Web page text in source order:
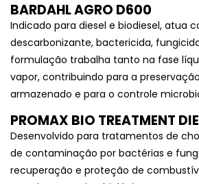
BARDAHL AGRO D600
Indicado para diesel e biodiesel, atua
descarbonizante, bactericida,
formulação trabalha tanto na fase
vapor, contribuindo para a
armazenado e para o controle
PROMAX BIO TREATMENT
Desenvolvido para tratamentos de
de contaminação por bactérias e
recuperação e proteção de